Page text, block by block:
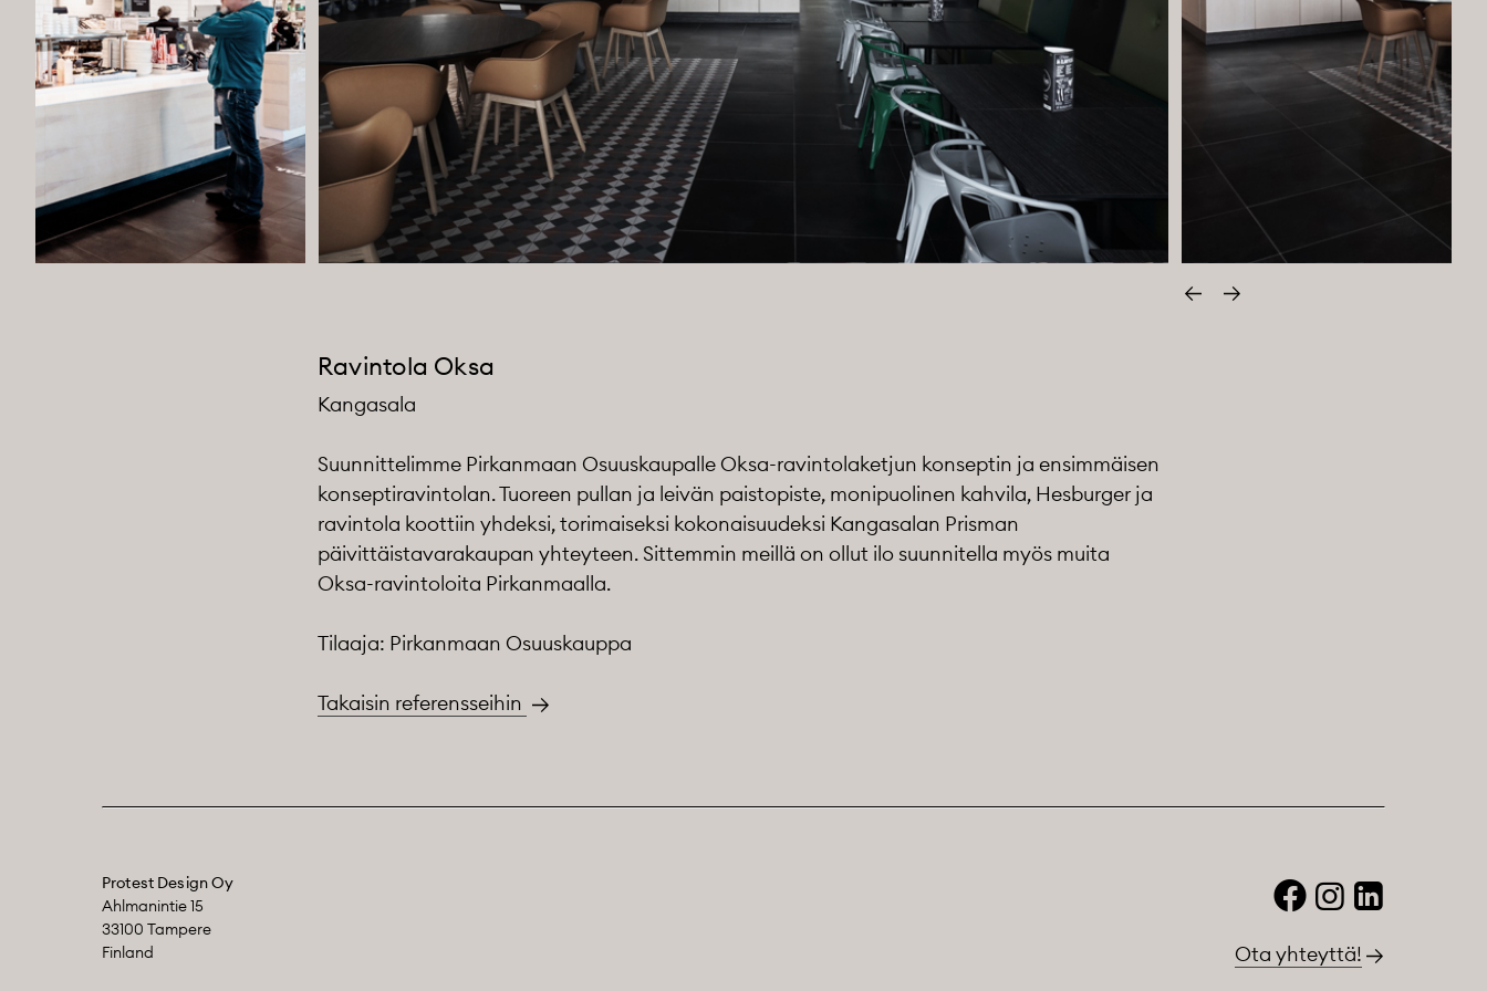
EdellinenSeuraava
Ravintola Oksa
Kangasala
Suunnittelimme Pirkanmaan Osuuskaupalle Oksa-ravintolaketjun konseptin ja ensimmäisen
konseptiravintolan. Tuoreen pullan ja leivän paistopiste, monipuolinen kahvila, Hesburger ja
ravintola koottiin yhdeksi, torimaiseksi kokonaisuudeksi Kangasalan Prisman
päivittäistavarakaupan yhteyteen. Sittemmin meillä on ollut ilo suunnitella myös muita
Oksa-ravintoloita Pirkanmaalla.‬
Tilaaja: Pirkanmaan Osuuskauppa
Takaisin referensseihin
Protest Design Oy
Ahlmanintie 15
33100 Tampere
Finland
Ota yhteyttä!